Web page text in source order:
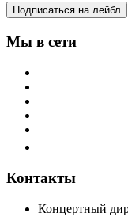
Подписаться на лейбл
Мы в сети
Контакты
Концертный